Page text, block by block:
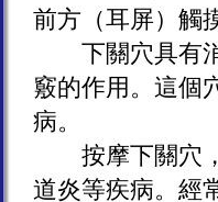
前方（耳屏）觸
下關穴具有消
竅的作用。這個
病。
按摩下關穴，
道炎等疾病。經